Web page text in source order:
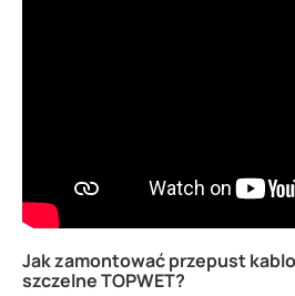
Jak zamontować przepust
szczelne TOPWET?